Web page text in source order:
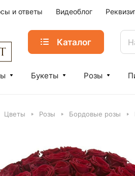
и ответы Видеоблог
Каталог
Букеты Розы
Цветы Розы Бордовые розы